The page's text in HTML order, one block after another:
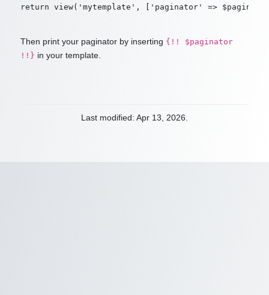
Then print your paginator by inserting {!! $paginator
!!} in your template.
Last modified: Apr 13, 2026.